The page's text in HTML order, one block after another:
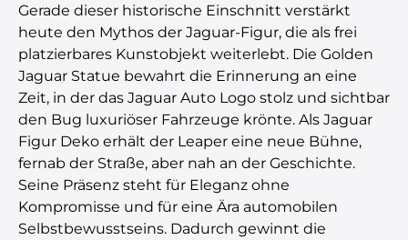
Gerade dieser historische Einschnitt verstärkt
heute den Mythos der Jaguar-Figur, die als frei
platzierbares Kunstobjekt weiterlebt. Die Golden
Jaguar Statue bewahrt die Erinnerung an eine
Zeit, in der das Jaguar Auto Logo stolz und sichtbar
den Bug luxuriöser Fahrzeuge krönte. Als Jaguar
Figur Deko erhält der Leaper eine neue Bühne,
fernab der Straße, aber nah an der Geschichte.
Seine Präsenz steht für Eleganz ohne
Kompromisse und für eine Ära automobilen
Selbstbewusstseins. Dadurch gewinnt die